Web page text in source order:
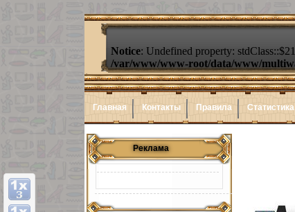
Главная Контакты Правила Статистика
Реклама